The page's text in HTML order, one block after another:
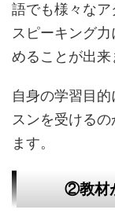
語でも様々なア
スピーキング
めることが出来
自身の学習目
スンを受ける
ます。
②教材